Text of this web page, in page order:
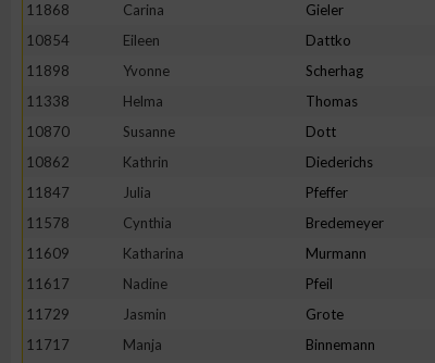
11868
Carina Gieler
10854
Eileen Dattko
11898
Yvonne Scherhag
11338
Helma Thomas
10870
Susanne Dott
10862
Kathrin Diederichs
11847
Julia Pfeffer
11578
Cynthia Bredemeyer
11609
Katharina Murmann
11617
Nadine Pfeil
11729
Jasmin Grote
11717
Manja Binnemann
Nicht-IAB-Verarbeitungszwecke:
Performance
Funktional
Werbung